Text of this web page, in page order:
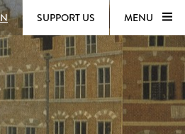
SUPPORT US MENU